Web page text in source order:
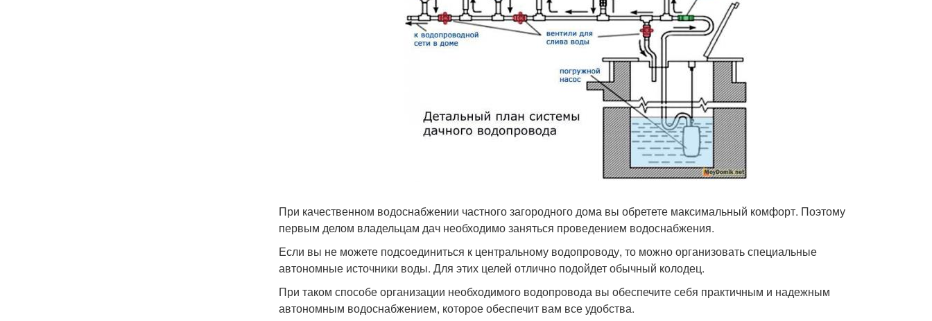
При качественном водоснабжении частного загородного дома вы обретете максимальный комфорт. Поэтому
первым делом владельцам дач необходимо заняться проведением водоснабжения.
Если вы не можете подсоединиться к центральному водопроводу, то можно организовать специальные
автономные источники воды. Для этих целей отлично подойдет обычный колодец.
При таком способе организации необходимого водопровода вы обеспечите себя практичным и надежным
автономным водоснабжением, которое обеспечит вам все удобства.